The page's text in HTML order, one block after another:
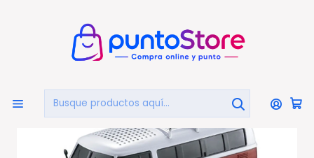
AUDIO Y VIDEO Audio Parlantes Portátiles
Parlante Diseño Combi Bluetooth Color Rojo - Ps